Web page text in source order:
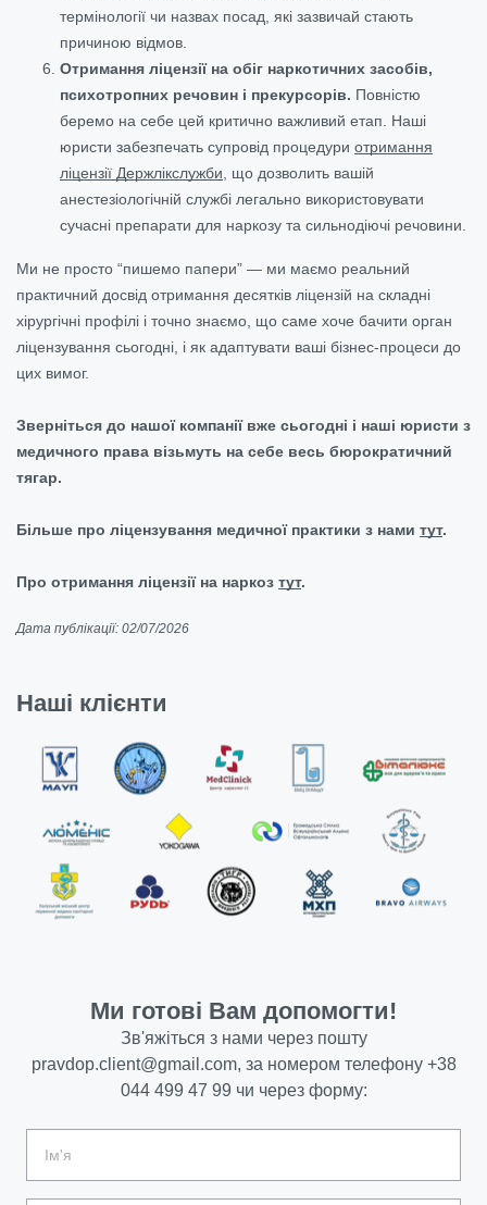
термінології чи назвах посад, які зазвичай стають
причиною відмов.
Отримання ліцензії на обіг наркотичних засобів,
психотропних речовин і прекурсорів. Повністю
беремо на себе цей критично важливий етап. Наші
юристи забезпечать супровід процедури отримання
ліцензії Держлікслужби , що дозволить вашій
анестезіологічній службі легально використовувати
сучасні препарати для наркозу та сильнодіючі речовини.
Ми не просто “пишемо папери” — ми маємо реальний
практичний досвід отримання десятків ліцензій на складні
хірургічні профілі і точно знаємо, що саме хоче бачити орган
ліцензування сьогодні, і як адаптувати ваші бізнес-процеси до
цих вимог.
Зверніться до нашої компанії вже сьогодні і наші юристи з
медичного права візьмуть на себе весь бюрократичний
тягар.
Більше про ліцензування медичної практики з нами тут.
Про отримання ліцензії на наркоз тут.
Дата публікації: 02/07/2026
Наші клієнти
Ми готові Вам допомогти!
Зв'яжіться з нами через пошту
pravdop.client@gmail.com, за номером телефону +38
044 499 47 99 чи через форму: